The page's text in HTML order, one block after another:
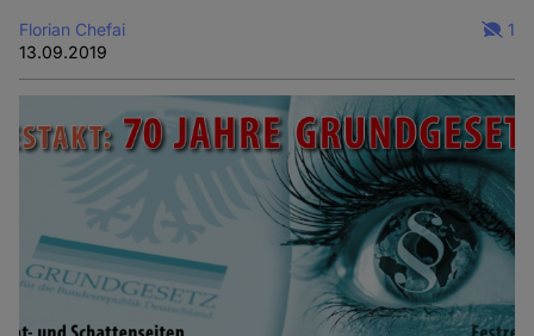
Florian Chefai
13.09.2019
1